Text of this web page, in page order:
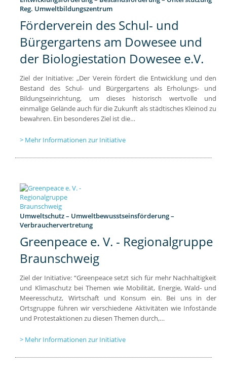
Reg. Umweltbildungszentrum
Förderverein des Schul- und
Bürgergartens am Dowesee und
der Biologiestation Dowesee e.V.
Ziel der Initiative: „Der Verein fördert die Entwicklung und den
Bestand des Schul- und Bürgergartens als Erholungs- und
Bildungseinrichtung, um dieses historisch wertvolle und
einmalige Gelände auch für die Zukunft als städtisches Kleinod zu
bewahren. Ein besonderes Ziel ist die…
Mehr Informationen zur Initiative
Umweltschutz – Umweltbewusstseinsförderung –
Verbrauchervertretung
Greenpeace e. V. - Regionalgruppe
Braunschweig
Ziel der Initiative: “Greenpeace setzt sich für mehr Nachhaltigkeit
und Klimaschutz bei Themen wie Mobilität, Energie, Wald- und
Meeresschutz, Wirtschaft und Konsum ein. Bei uns in der
Ortsgruppe führen wir verschiedene Aktivitäten wie Infostände
und Protestaktionen zu diesen Themen durch,…
Mehr Informationen zur Initiative